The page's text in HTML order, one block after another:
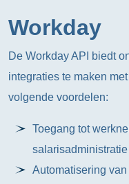
Workday
De Workday API biedt
integraties te maken
volgende voordelen:
Toegang tot
Automatisering